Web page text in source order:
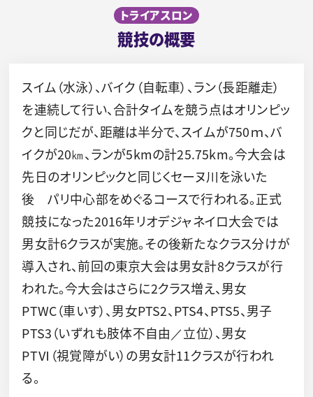
トライアスロン
競技の概要
スイム（水泳）、バイク（自転車）、ラン（長距離走）
を連続して行い、合計タイムを競う点はオリンピッ
クと同じだが、距離は半分で、スイムが750ｍ、バ
イクが20㎞、ランが5kmの計25.75km。今大会は
先日のオリンピックと同じくセーヌ川を泳いた
後 パリ中心部をめぐるコースで行われる。正式
競技になった2016年リオデジャネイロ大会では
男女計6クラスが実施。その後新たなクラス分けが
導入され、前回の東京大会は男女計8クラスが行
われた。今大会はさらに2クラス増え、男女
PTWC（車いす）、男女PTS2、PTS4、PTS5、男子
PTS3（いずれも肢体不自由／立位）、男女
PTⅥ（視覚障がい）の男女計11クラスが行われ
る。